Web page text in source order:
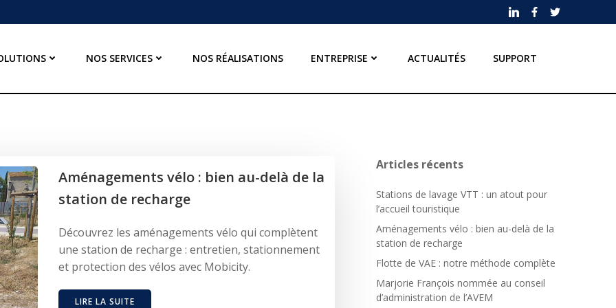
NOS SERVICES NOS RÉALISATIONS ENTREPRISE ACTUALITÉS SUPPORT
Aménagements vélo : bien au-delà de la
station de recharge
Découvrez les aménagements vélo qui complètent
une station de recharge : entretien, stationnement
et protection des vélos avec Mobicity.
LIRE LA SUITE
Articles récents
Stations de lavage VTT : un atout pour
l’accueil touristique
Aménagements vélo : bien au-delà de la
station de recharge
Flotte de VAE : notre méthode complète
Marjorie François nommée au conseil
d’administration de l’AVEM